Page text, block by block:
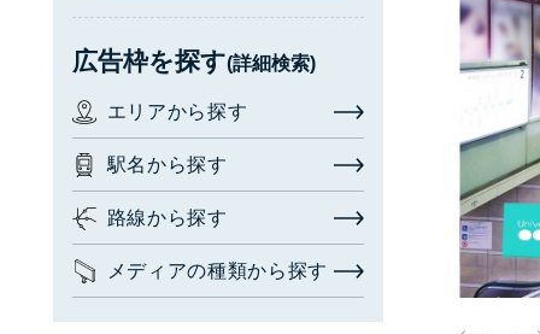
サイト内検索
閉じる
広告枠を探す
このサイトの使い方
閉じる
広告枠を探す(詳細検索)
エリアから探す
駅名から探す
路線から探す
メディアの種類から探す